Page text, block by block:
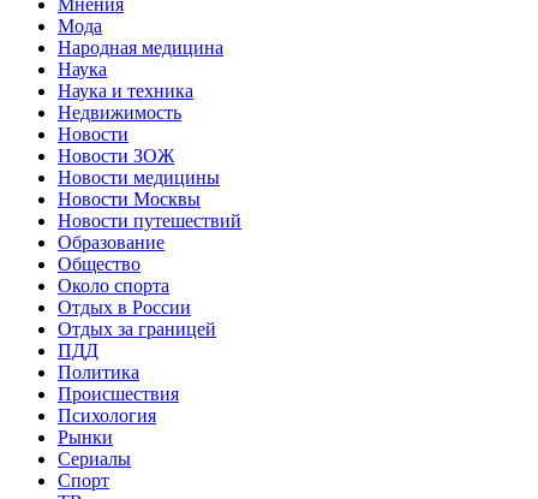
Мода
Народная медицина
Наука
Наука и техника
Недвижимость
Новости
Новости ЗОЖ
Новости медицины
Новости Москвы
Новости путешествий
Образование
Общество
Около спорта
Отдых в России
Отдых за границей
ПДД
Политика
Происшествия
Психология
Рынки
Сериалы
Спорт